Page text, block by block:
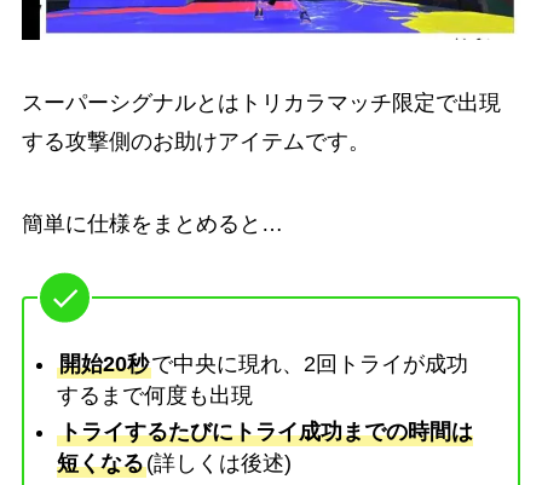
スーパーシグナルとはトリカラマッチ限定で出現
する攻撃側のお助けアイテムです。
簡単に仕様をまとめると…
開始20秒で中央に現れ、2回トライが成功
するまで何度も出現
トライするたびにトライ成功までの時間は
短くなる(詳しくは後述)